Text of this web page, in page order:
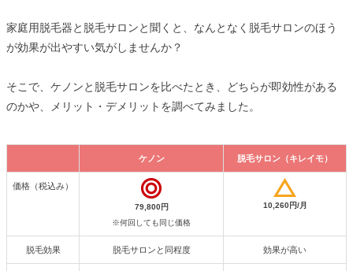
家庭用脱毛器と脱毛サロンと聞くと、なんとなく脱毛サロンのほう
が効果が出やすい気がしませんか？
そこで、ケノンと脱毛サロンを比べたとき、どちらが即効性がある
のかや、メリット・デメリットを調べてみました。
ケノン 脱毛サロン（キレイモ）
価格（税込み）
79,800円
※何回しても同じ価格
10,260円/月
脱毛効果 脱毛サロンと同程度 効果が高い